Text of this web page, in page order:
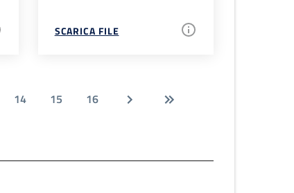
SCARICA FILE
14 15 16